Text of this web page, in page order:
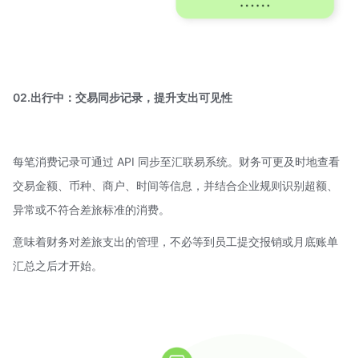
02.出行中：交易同步记录，提升支出可见性
每笔消费记录可通过 API 同步至汇联易系统。财务可更及时地查看
交易金额、币种、商户、时间等信息，并结合企业规则识别超额、
异常或不符合差旅标准的消费。
意味着财务对差旅支出的管理，不必等到员工提交报销或月底账单
汇总之后才开始。